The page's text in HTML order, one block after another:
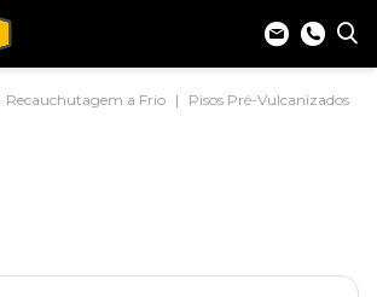
Recauchutagem a Frio
Pisos Pré-Vulcanizados